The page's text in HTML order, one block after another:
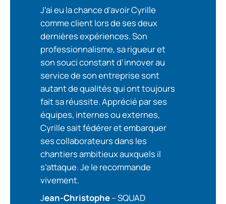
J’ai eu la chance d’avoir Cyrille
comme client lors de ses deux
dernières expériences. Son
professionnalisme, sa rigueur et
son souci constant d’innover au
service de son entreprise sont
autant de qualités qui ont toujours
fait sa réussite. Apprécié par ses
équipes, internes ou externes,
Cyrille sait fédérer et embarquer
ses collaborateurs dans les
chantiers ambitieux auxquels il
s’attaque. Je le recommande
vivement.
Jean-Christophe– SQUAD